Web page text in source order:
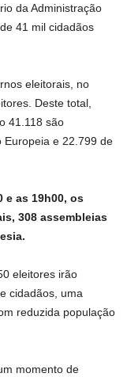
da Administração
41 mil cidadãos
eleitorais, no
Deste total,
41.118 são
Europeia e 22.799 de
e as 19h00, os
308 assembleias
eleitores irão
cidadãos, uma
reduzida população
momento de